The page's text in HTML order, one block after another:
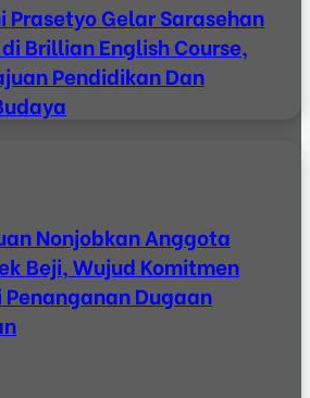
Prasetyo Gelar Sarasehan
Brillian English Course,
Pendidikan Dan
Nonjobkan Anggota
Beji, Wujud Komitmen
Dugaan